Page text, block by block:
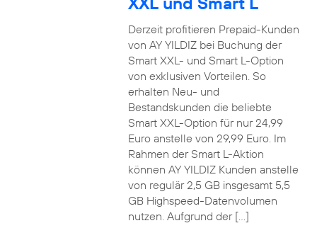
Derzeit profitieren Prepaid-Kunden
von AY YILDIZ bei Buchung der
Smart XXL- und Smart L-Option
von exklusiven Vorteilen. So
erhalten Neu- und
Bestandskunden die beliebte
Smart XXL-Option für nur 24,99
Euro anstelle von 29,99 Euro. Im
Rahmen der Smart L-Aktion
können AY YILDIZ Kunden anstelle
von regulär 2,5 GB insgesamt 5,5
GB Highspeed-Datenvolumen
nutzen. Aufgrund der […]